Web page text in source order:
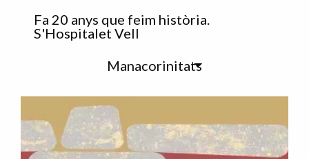
Sidebar
menu
Fa 20 anys que feim història.
S'Hospitalet Vell
Manacorinitats